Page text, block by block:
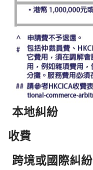
本地糾紛
收費
跨境或國際糾紛